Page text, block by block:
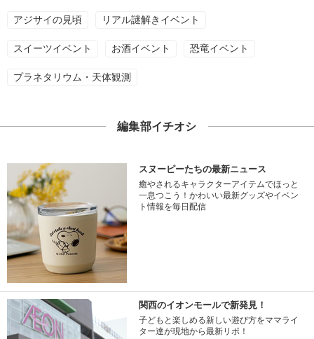
アジサイの見頃 リアル謎解きイベント
スイーツイベント お酒イベント 恐竜イベント
プラネタリウム・天体観測
編集部イチオシ
スヌーピーたちの最新ニュース
癒やされるキャラクターアイテムでほっと
一息つこう！かわいい最新グッズやイベン
ト情報を毎日配信
関西のイオンモールで新発見！
子どもと楽しめる新しい遊び方をママライ
ター達が現地から最新リポ！